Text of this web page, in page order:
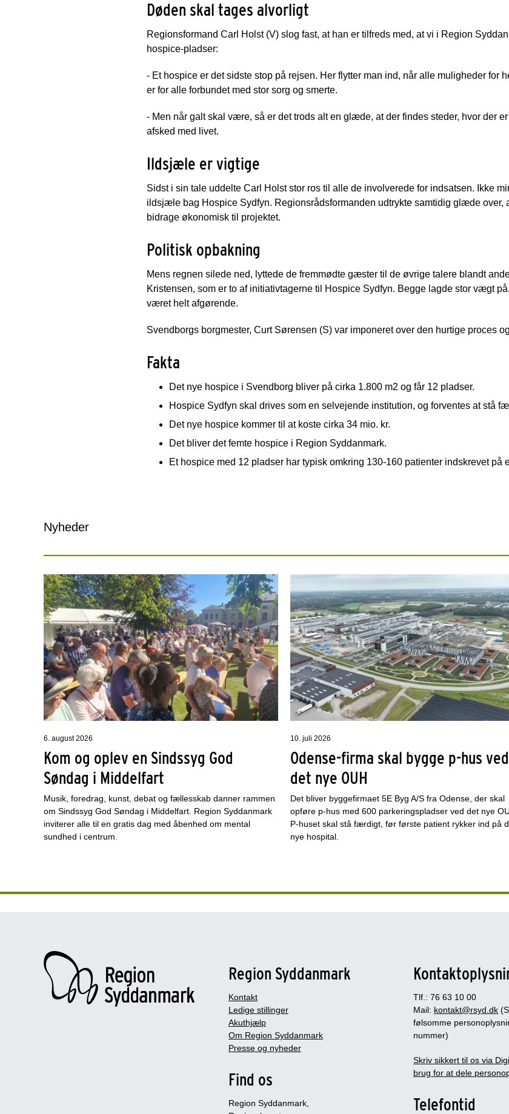
Døden skal tages alvorligt
Regionsformand Carl Holst (V) slog fast, at han er tilfreds med, at vi i Region
hospice-pladser:
- Et hospice er det sidste stop på rejsen. Her flytter man ind, når alle muligheder for
er for alle forbundet med stor sorg og smerte.
- Men når galt skal være, så er det trods alt en glæde, at der findes steder, hvor der
afsked med livet.
Ildsjæle er vigtige
Sidst i sin tale uddelte Carl Holst stor ros til alle de involverede for indsatsen. Ikke
ildsjæle bag Hospice Sydfyn. Regionsrådsformanden udtrykte samtidig glæde over,
bidrage økonomisk til projektet.
Politisk opbakning
Mens regnen silede ned, lyttede de fremmødte gæster til de øvrige talere blandt
Kristensen, som er to af initiativtagerne til Hospice Sydfyn. Begge lagde stor vægt
været helt afgørende.
Svendborgs borgmester, Curt Sørensen (S) var imponeret over den hurtige proces
Fakta
Det nye hospice i Svendborg bliver på cirka 1.800 m2 og får 12 pladser.
Hospice Sydfyn skal drives som en selvejende institution, og forventes at stå
Det nye hospice kommer til at koste cirka 34 mio. kr.
Det bliver det femte hospice i Region Syddanmark.
Et hospice med 12 pladser har typisk omkring 130-160 patienter indskrevet på
Nyheder
6. august 2026
Kom og oplev en Sindssyg God
Søndag i Middelfart
Musik, foredrag, kunst, debat og fællesskab danner rammen
om Sindssyg God Søndag i Middelfart. Region Syddanmark
inviterer alle til en gratis dag med åbenhed om mental
sundhed i centrum.
10. juli 2026
Odense-firma skal bygge p-hus ved
det nye OUH
Det bliver byggefirmaet 5E Byg A/S fra Odense, der skal
opføre p-hus med 600 parkeringspladser ved det nye
P-huset skal stå færdigt, før første patient rykker ind på
nye hospital.
Region Syddanmark
Kontakt
Ledige stillinger
Akuthjælp
Om Region Syddanmark
Presse og nyheder
Find os
Region Syddanmark,
Tlf.: 76 63 10 00
Mail: kontakt@rsyd.dk
følsomme
nummer)
Skriv sikkert til os via
brug for at dele
Telefontid